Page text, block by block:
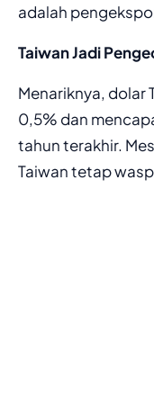
adalah
Taiwan Jadi
Menariknya, dolar
0,5% dan
tahun terakhir.
Taiwan tetap